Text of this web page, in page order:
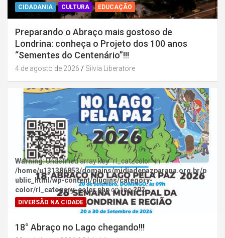
CIDADANIA CULTURA EDUCAÇÃO
Preparando o Abraço mais gostoso de
Londrina: conheça o Projeto dos 100 anos
“Sementes do Centenário”!!!
4 de agosto de 2026 Silvia Liberatore
Warning: Undefined array key "rl_cat_color" in
/home/u131386853/domains/midiadepazparana.org.br/p
ublic_html/wp-content/plugins/category-
color/rl_category_color.phpon line202
DIVERSÃO NA CIDADE
18° Abraço no Lago chegando!!!